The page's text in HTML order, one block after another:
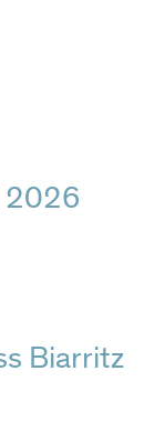
2026
Biarritz